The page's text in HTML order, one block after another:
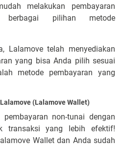
melakukan pembayaran
berbagai pilihan metode
Lalamove telah menyediakan
yang bisa Anda pilih sesuai
metode pembayaran yang
(Lalamove Wallet)
non-tunai dengan
transaksi yang lebih efektif!
Wallet dan Anda sudah